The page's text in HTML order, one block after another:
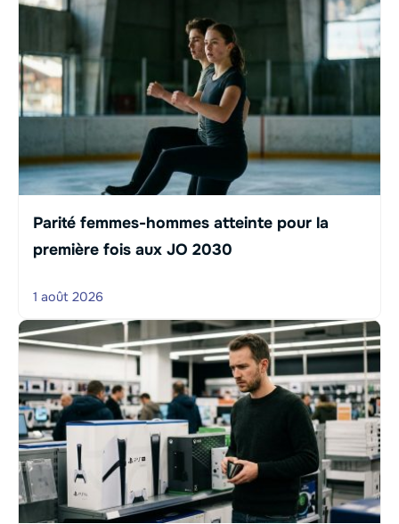
Parité femmes-hommes atteinte pour la
première fois aux JO 2030
1 août 2026